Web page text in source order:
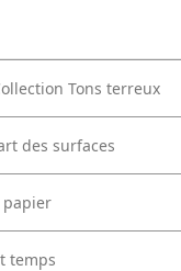
Tons terreux
des surfaces
papier
temps